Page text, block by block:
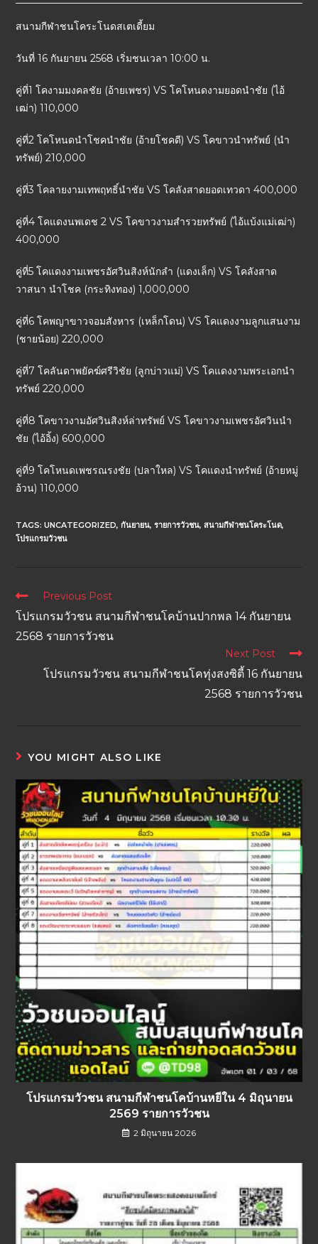
สนามกีฬาชนโคระโนดสเตเดี้ยม
วันที่ 16 กันยายน 2568 เริ่มชนเวลา 10:00 น.
คู่ที่1 โคงามมงคลชัย (อ้ายเพชร) VS โคโหนดงามยอดนำชัย (ไอ้
เฒ่า) 110,000
คู่ที่2 โคโหนดนำโชคนำชัย (อ้ายโชคดี) VS โคขาวนำทรัพย์ (นำ
ทรัพย์) 210,000
คู่ที่3 โคลายงามเทพฤทธิ์นำชัย VS โคลังสาดยอดเทวดา 400,000
คู่ที่4 โคแดงนพเดช 2 VS โคขาวงามสำรวยทรัพย์ (ไอ้แบ้งแม่เฒ่า)
400,000
คู่ที่5 โคแดงงามเพชรอัศวินสิงห์นักลำ (แดงเล็ก) VS โคลังสาด
วาสนา นำโชค (กระทิงทอง) 1,000,000
คู่ที่6 โคพญาขาวจอมสังหาร (เหล็กโดน) VS โคแดงงามลูกแสนงาม
(ชายน้อย) 220,000
คู่ที่7 โคลันดาพยัคฆ์ศรีวิชัย (ลูกบ่าวแม่) VS โคแดงงามพระเอกนำ
ทรัพย์ 220,000
คู่ที่8 โคขาวงามอัศวินสิงห์ล่าทรัพย์ VS โคขาวงามเพชรอัศวินนำ
ชัย (ไอ้อิ้ง) 600,000
คู่ที่9 โคโหนดเพชรณรงชัย (ปลาใหล) VS โคแดงนำทรัพย์ (อ้ายหมู่
อ้วน) 110,000
TAGS:UNCATEGORIZED, กันยายน, รายการวัวชน, สนามกีฬาชนโคระโนด,
โปรแกรมวัวชน
Previous Post
โปรแกรมวัวชน สนามกีฬาชนโคบ้านปากพล 14 กันยายน
2568 รายการวัวชน
Next Post
โปรแกรมวัวชน สนามกีฬาชนโคทุ่งสงซิตี้ 16 กันยายน
2568 รายการวัวชน
YOU MIGHT ALSO LIKE
โปรแกรมวัวชน สนามกีฬาชนโคบ้านหยีใน 4 มิถุนายน
2569 รายการวัวชน
2 มิถุนายน 2026